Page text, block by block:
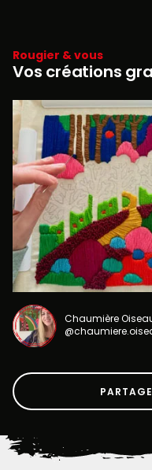
Rougier & vous
Vos créations
Chaumière